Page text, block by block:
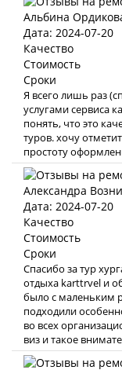
Альбина
Дата: 2024-07-20
Качество
Стоимость
Сроки
Я всего лишь раз
услугами сервиса
понять, что это
туров. хочу
простоту
Александра
Дата: 2024-07-20
Качество
Стоимость
Сроки
Спасибо за тур
отдыха karttrvel и
было с маленьким
подходили
во всех
виз и такое